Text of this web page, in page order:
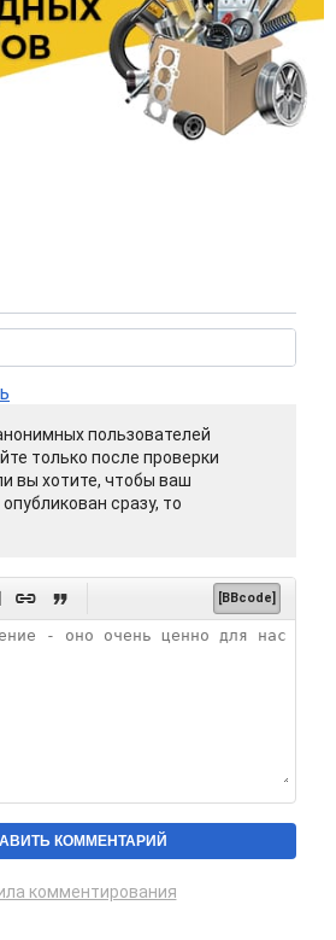
пользователей
только после проверки
вы хотите, чтобы ваш
сразу, то
  [BBcode]
комментирования